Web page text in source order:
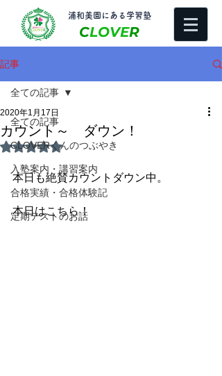
​浦和美園にある学習塾
CLOVER
記事
全ての記事
CLOVERくんのつぶやき
入塾案内・講習案内
合格実績・合格体験記
定期テストのお話
全ての記事
カウント～ ダウン！
2020年1月17日
5つ星のうちNaNと評価されています。
本日も絶賛カウントダウン中。
本日はこちら！